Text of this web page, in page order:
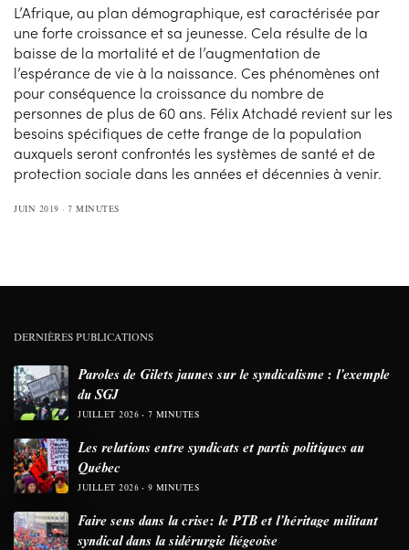
L’Afrique, au plan démographique, est caractérisée par
une forte croissance et sa jeunesse. Cela résulte de la
baisse de la mortalité et de l’augmentation de
l’espérance de vie à la naissance. Ces phénomènes ont
pour conséquence la croissance du nombre de
personnes de plus de 60 ans. Félix Atchadé revient sur les
besoins spécifiques de cette frange de la population
auxquels seront confrontés les systèmes de santé et de
protection sociale dans les années et décennies à venir.
JUIN 2019 7 MINUTES
DERNIÈRES PUBLICATIONS
Paroles de Gilets jaunes sur le syndicalisme : l’exemple
du SGJ
JUILLET 2026 7 MINUTES
Les relations entre syndicats et partis politiques au
Québec
JUILLET 2026 9 MINUTES
Faire sens dans la crise: le PTB et l’héritage militant
syndical dans la sidérurgie liégeoise